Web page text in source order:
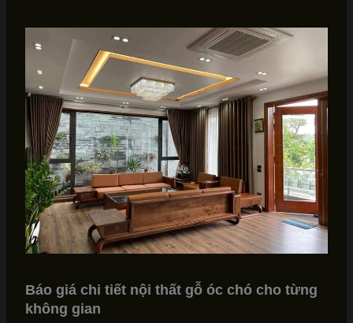
Báo giá chi tiết nội thất gỗ óc chó cho từng
không gian